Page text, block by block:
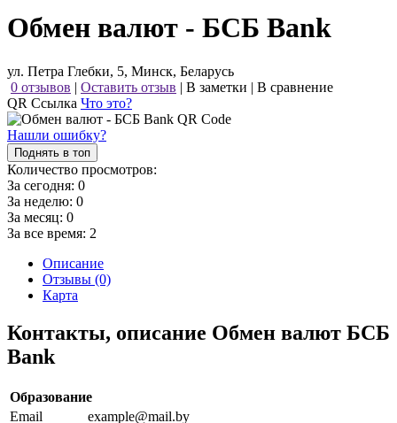
Обмен валют - БСБ Bank
ул. Петра Глебки, 5, Минск, Беларусь
0 отзывов | Оставить отзыв | В заметки | В сравнение
QR Ссылка Что это?
Нашли ошибку?
Поднять в топ
Количество просмотров:
За сегодня: 0
За неделю: 0
За месяц: 0
За все время: 2
Описание
Отзывы (0)
Карта
Контакты, описание Обмен валют БСБ
Bank
Образование
Email
example@mail.by